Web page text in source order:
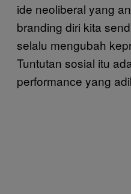
ide neoliberal yang
branding diri kita
selalu mengubah
Tuntutan sosial itu
performance yang